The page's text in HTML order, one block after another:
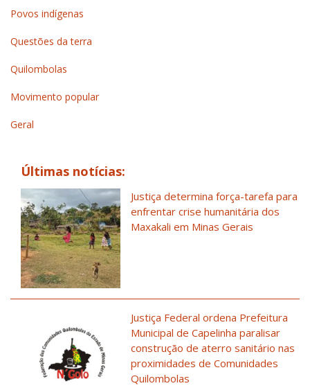
Povos indígenas
Questões da terra
Quilombolas
Movimento popular
Geral
Últimas notícias:
Justiça determina força-tarefa para
enfrentar crise humanitária dos
Maxakali em Minas Gerais
Justiça Federal ordena Prefeitura
Municipal de Capelinha paralisar
construção de aterro sanitário nas
proximidades de Comunidades
Quilombolas